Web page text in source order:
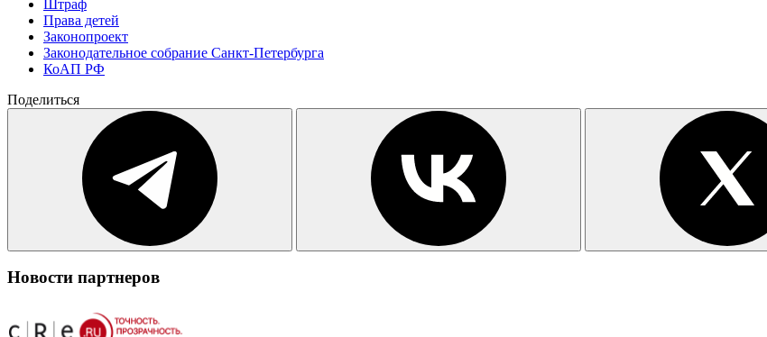
Штраф
Права детей
Законопроект
Законодательное собрание Санкт-Петербурга
КоАП РФ
Поделиться
Новости партнеров